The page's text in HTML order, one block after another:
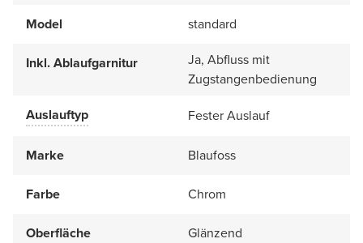
Model standard
Inkl. Ablaufgarnitur
Ja, Abfluss mit
Zugstangenbedienung
Auslauftyp
Fester Auslauf
Marke Blaufoss
Farbe Chrom
Oberfläche Glänzend